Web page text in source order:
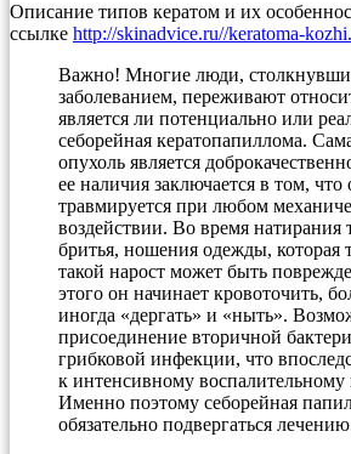
Описание типов кератом и их
ссылке http://skinadvice.ru//keratoma-
Важно! Многие люди,
заболеванием, переживают
является ли потенциально или
себорейная кератопапиллома.
опухоль является
ее наличия заключается в том, что
травмируется при любом
воздействии. Во время натирания
бритья, ношения одежды, которая
такой нарост может быть
этого он начинает кровоточить,
иногда «дергать» и «ныть».
присоединение вторичной
грибковой инфекции, что
к интенсивному воспалительному
Именно поэтому себорейная
обязательно подвергаться